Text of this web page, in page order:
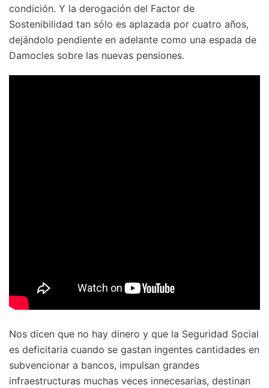
condición. Y la derogación del Factor de
Sostenibilidad tan sólo es aplazada por cuatro años,
dejándolo pendiente en adelante como una espada de
Damocles sobre las nuevas pensiones.
Nos dicen que no hay dinero y que la Seguridad Social
es deficitaria cuando se gastan ingentes cantidades en
subvencionar a bancos, impulsan grandes
infraestructuras muchas veces innecesarias, destinan